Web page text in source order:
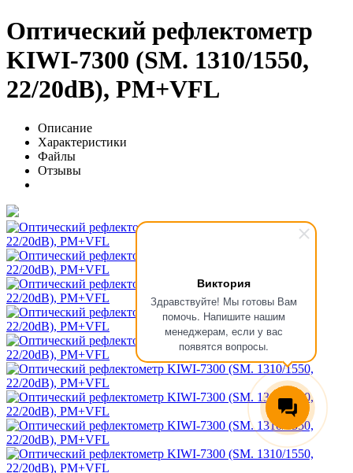
Виктория
Здравствуйте! Мы готовы Вам
помочь. Напишите нашим
менеджерам, если у вас
появятся вопросы.
Оптический рефлектометр
KIWI-7300 (SM. 1310/1550,
22/20dB), PM+VFL
Описание
Характеристики
Файлы
Отзывы